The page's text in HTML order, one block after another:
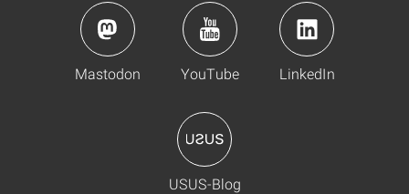
Mastodon YouTube LinkedIn
USUS-Blog